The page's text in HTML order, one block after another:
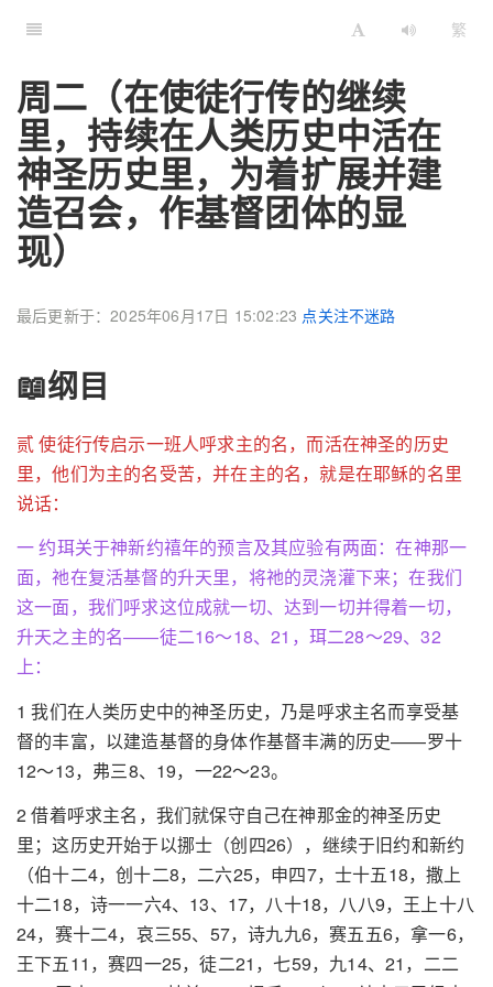
繁
周二（在使徒行传的继续
里，持续在人类历史中活在
神圣历史里，为着扩展并建
造召会，作基督团体的显
现）
最后更新于：2025年06月17日 15:02:23 点关注不迷路
📖纲目
贰 使徒行传启示一班人呼求主的名，而活在神圣的历史
里，他们为主的名受苦，并在主的名，就是在耶稣的名里
说话：
一 约珥关于神新约禧年的预言及其应验有两面：在神那一
面，祂在复活基督的升天里，将祂的灵浇灌下来；在我们
这一面，我们呼求这位成就一切、达到一切并得着一切，
升天之主的名——徒二16～18、21，珥二28～29、32
上：
1 我们在人类历史中的神圣历史，乃是呼求主名而享受基
督的丰富，以建造基督的身体作基督丰满的历史——罗十
12～13，弗三8、19，一22～23。
2 借着呼求主名，我们就保守自己在神那金的神圣历史
里；这历史开始于以挪士（创四26），继续于旧约和新约
（伯十二4，创十二8，二六25，申四7，士十五18，撒上
十二18，诗一一六4、13、17，八十18，八八9，王上十八
24，赛十二4，哀三55、57，诗九九6，赛五五6，拿一6，
王下五11，赛四一25，徒二21，七59，九14、21，二二